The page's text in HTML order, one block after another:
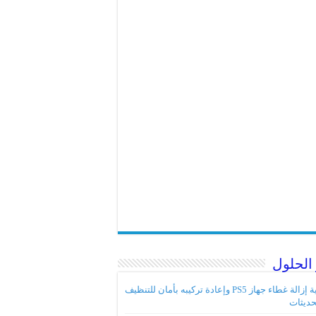
الحلول
كيفية إزالة غطاء جهاز PS5 وإعادة تركيبه بأمان للتنظيف